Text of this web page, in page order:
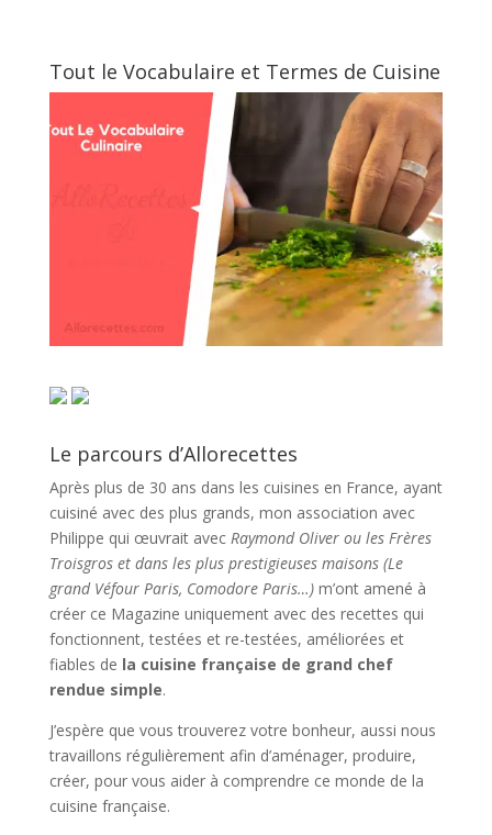
Tout le Vocabulaire et Termes de Cuisine
Le parcours d’Allorecettes
Après plus de 30 ans dans les cuisines en France, ayant
cuisiné avec des plus grands, mon association avec
Philippe qui œuvrait avec Raymond Oliver ou les Frères
Troisgros et dans les plus prestigieuses maisons (Le
grand Véfour Paris, Comodore Paris…)m’ont amené à
créer ce Magazine uniquement avec des recettes qui
fonctionnent, testées et re-testées, améliorées et
fiables de la cuisine française de grand chef
rendue simple.
J’espère que vous trouverez votre bonheur, aussi nous
travaillons régulièrement afin d’aménager, produire,
créer, pour vous aider à comprendre ce monde de la
cuisine française.